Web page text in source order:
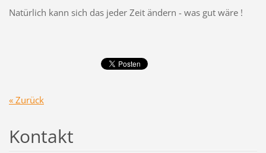
Natürlich kann sich das jeder Zeit ändern - was gut wäre !
« Zurück
Kontakt